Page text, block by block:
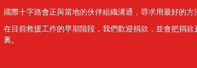
國際十字路會正與當地的伙伴組織溝通，尋求用最好的方
在目前救援工作的早期階段，我們歡迎捐款，並會把捐
裏。